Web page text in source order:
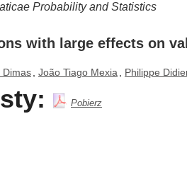
Probability and Statistics
with large effects on
Dimas João Tiago Mexia Philippe
Pobierz